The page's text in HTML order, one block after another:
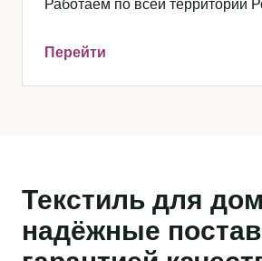
Работаем по всей территории
Перейти
Текстиль для
надёжные